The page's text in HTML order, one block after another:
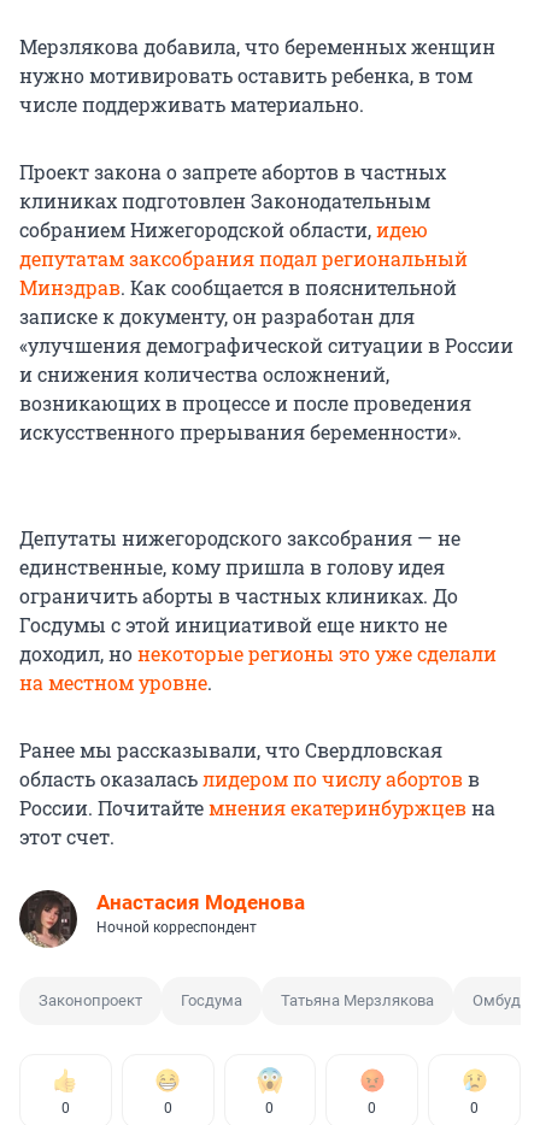
Мерзлякова добавила, что беременных женщин
нужно мотивировать оставить ребенка, в том
числе поддерживать материально.
Проект закона о запрете абортов в частных
клиниках подготовлен Законодательным
собранием Нижегородской области,идею
депутатам заксобрания подал региональный
Минздрав. Как сообщается в пояснительной
записке к документу, он разработан для
«улучшения демографической ситуации в России
и снижения количества осложнений,
возникающих в процессе и после проведения
искусственного прерывания беременности».
Депутаты нижегородского заксобрания — не
единственные, кому пришла в голову идея
ограничить аборты в частных клиниках. До
Госдумы с этой инициативой еще никто не
доходил, нонекоторые регионы это уже сделали
на местном уровне.
Ранее мы рассказывали, что Свердловская
область оказаласьлидером по числу абортовв
России. Почитайтемнения екатеринбуржцевна
этот счет.
Анастасия Моденова
Ночной корреспондент
Законопроект Госдума Татьяна Мерзлякова
0 0 0 0 0